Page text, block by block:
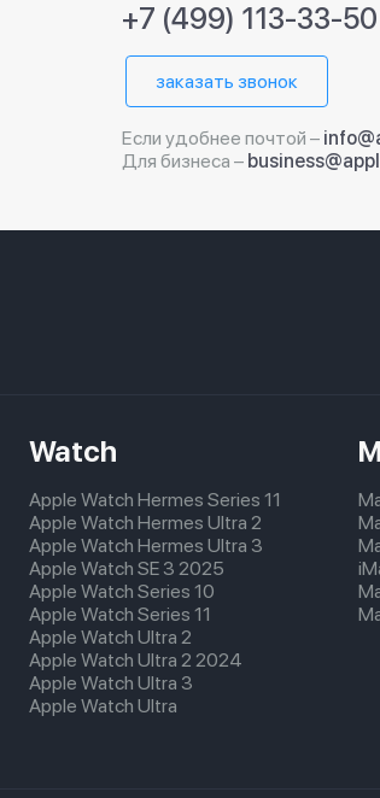
+7 (499) 113-33-50
заказать звонок
Если удобнее почтой –
Для бизнеса –
Watch
Apple Watch Hermes Series 11
Apple Watch Hermes Ultra 2
Apple Watch Hermes Ultra 3
Apple Watch SE 3 2025
Apple Watch Series 10
Apple Watch Series 11
Apple Watch Ultra 2
Apple Watch Ultra 2 2024
Apple Watch Ultra 3
Apple Watch Ultra